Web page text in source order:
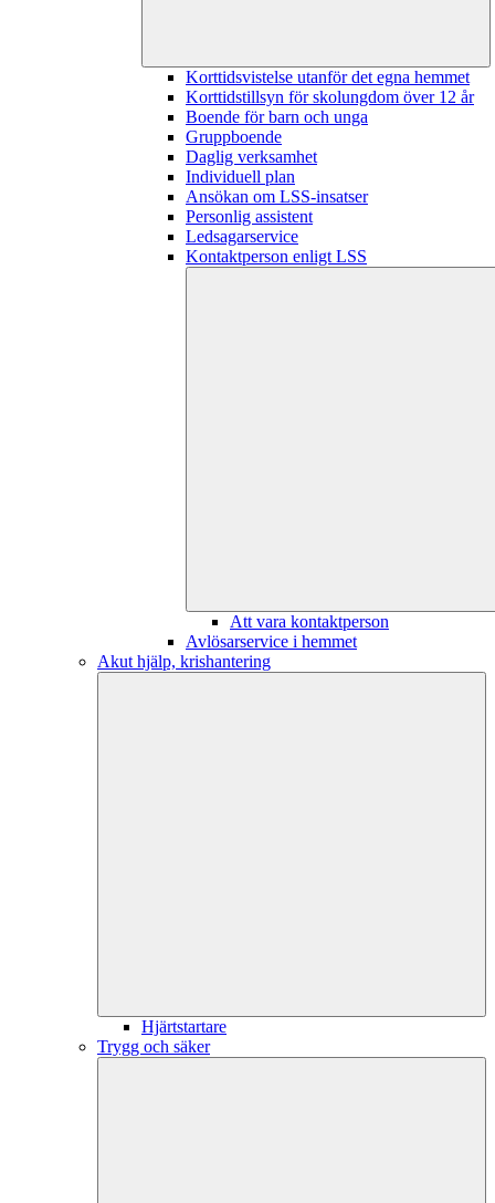
Korttidsvistelse utanför det egna hemmet
Korttidstillsyn för skolungdom över 12 år
Boende för barn och unga
Gruppboende
Daglig verksamhet
Individuell plan
Ansökan om LSS-insatser
Personlig assistent
Ledsagarservice
Kontaktperson enligt LSS
Att vara kontaktperson
Avlösarservice i hemmet
Akut hjälp, krishantering
Hjärtstartare
Trygg och säker